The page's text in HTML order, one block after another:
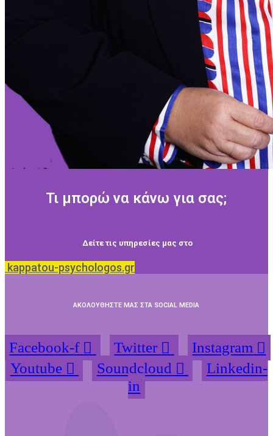
Τι μπορώ να κάνω για σας;
Δείτε τις υπηρεσίες μας στο
kappatou-psychologos.gr
ΑΚΟΛΟΥΘΗΣΤΕ ΜΑΣ ΣΤΑ SOCIAL MEDIA
Facebook-f Twitter
Instagram
Youtube
Soundcloud
Linkedin-
in